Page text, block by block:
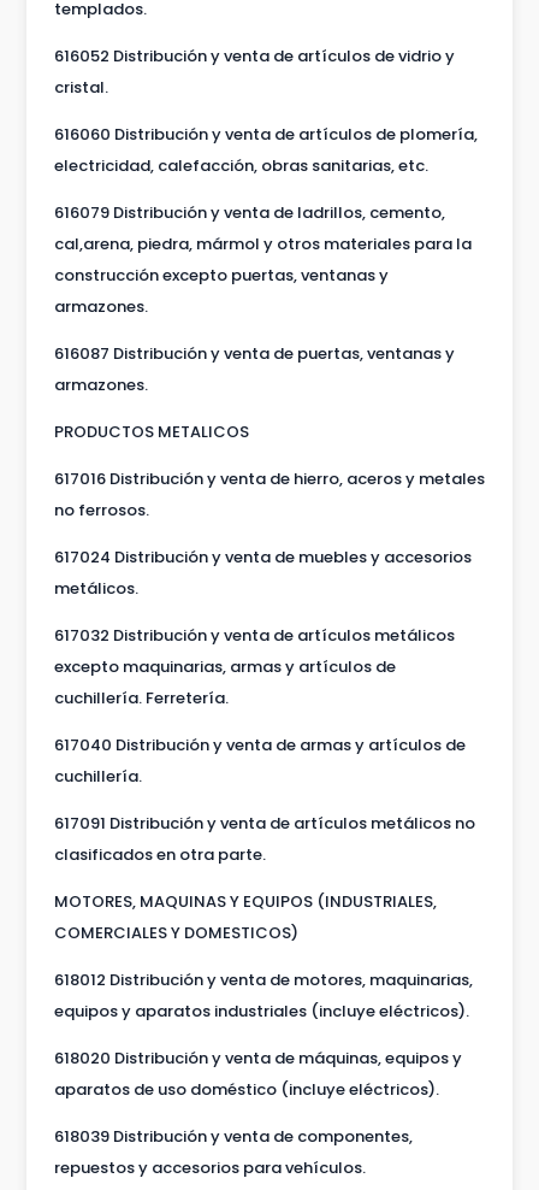
templados.
616052 Distribución y venta de artículos de vidrio y
cristal.
616060 Distribución y venta de artículos de plomería,
electricidad, calefacción, obras sanitarias, etc.
616079 Distribución y venta de ladrillos, cemento,
cal,arena, piedra, mármol y otros materiales para la
construcción excepto puertas, ventanas y
armazones.
616087 Distribución y venta de puertas, ventanas y
armazones.
PRODUCTOS METALICOS
617016 Distribución y venta de hierro, aceros y metales
no ferrosos.
617024 Distribución y venta de muebles y accesorios
metálicos.
617032 Distribución y venta de artículos metálicos
excepto maquinarias, armas y artículos de
cuchillería. Ferretería.
617040 Distribución y venta de armas y artículos de
cuchillería.
617091 Distribución y venta de artículos metálicos no
clasificados en otra parte.
MOTORES, MAQUINAS Y EQUIPOS (INDUSTRIALES,
COMERCIALES Y DOMESTICOS)
618012 Distribución y venta de motores, maquinarias,
equipos y aparatos industriales (incluye eléctricos).
618020 Distribución y venta de máquinas, equipos y
aparatos de uso doméstico (incluye eléctricos).
618039 Distribución y venta de componentes,
repuestos y accesorios para vehículos.